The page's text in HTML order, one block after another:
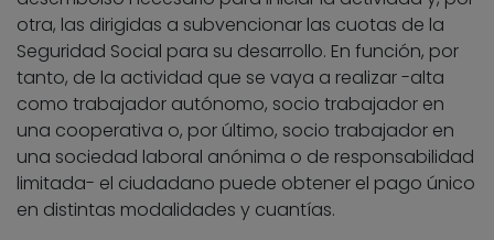
otra, las dirigidas a subvencionar las cuotas de la
Seguridad Social para su desarrollo. En función, por
tanto, de la actividad que se vaya a realizar -alta
como trabajador autónomo, socio trabajador en
una cooperativa o, por último, socio trabajador en
una sociedad laboral anónima o de responsabilidad
limitada- el ciudadano puede obtener el pago único
en distintas modalidades y cuantías.